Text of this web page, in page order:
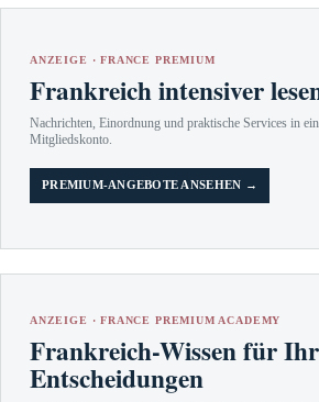
ANZEIGE · FRANCE PREMIUM
Frankreich intensiver
Nachrichten, Einordnung und praktische Services in
Mitgliedskonto.
PREMIUM-ANGEBOTE ANSEHEN →
ANZEIGE · FRANCE PREMIUM ACADEMY
Frankreich-Wissen für
Entscheidungen